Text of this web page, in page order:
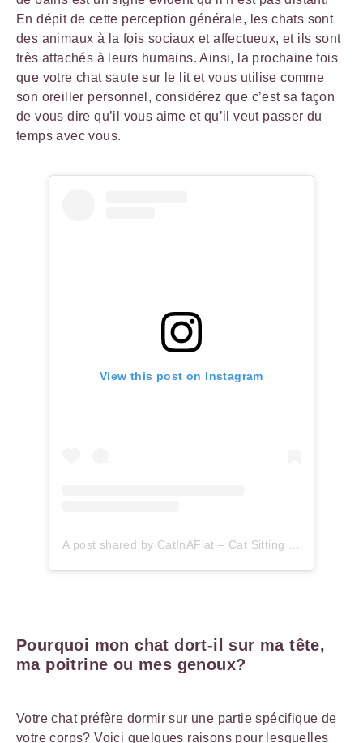
En dépit de cette perception générale, les chats sont
des animaux à la fois sociaux et affectueux, et ils sont
très attachés à leurs humains. Ainsi, la prochaine fois
que votre chat saute sur le lit et vous utilise comme
son oreiller personnel, considérez que c’est sa façon
de vous dire qu’il vous aime et qu’il veut passer du
temps avec vous.
View this post on Instagram
Pourquoi mon chat dort-il sur ma tête,
ma poitrine ou mes genoux?
Votre chat préfère dormir sur une partie spécifique de
votre corps? Voici quelques raisons pour lesquelles